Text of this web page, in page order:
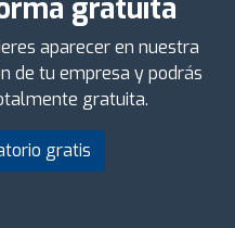
gratuita
aparecer en nuestra
de tu empresa y podrás
gratuita.
gratis